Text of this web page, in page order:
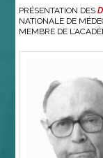
PRÉSENTATION DES
NATIONALE DE
MEMBRE DE